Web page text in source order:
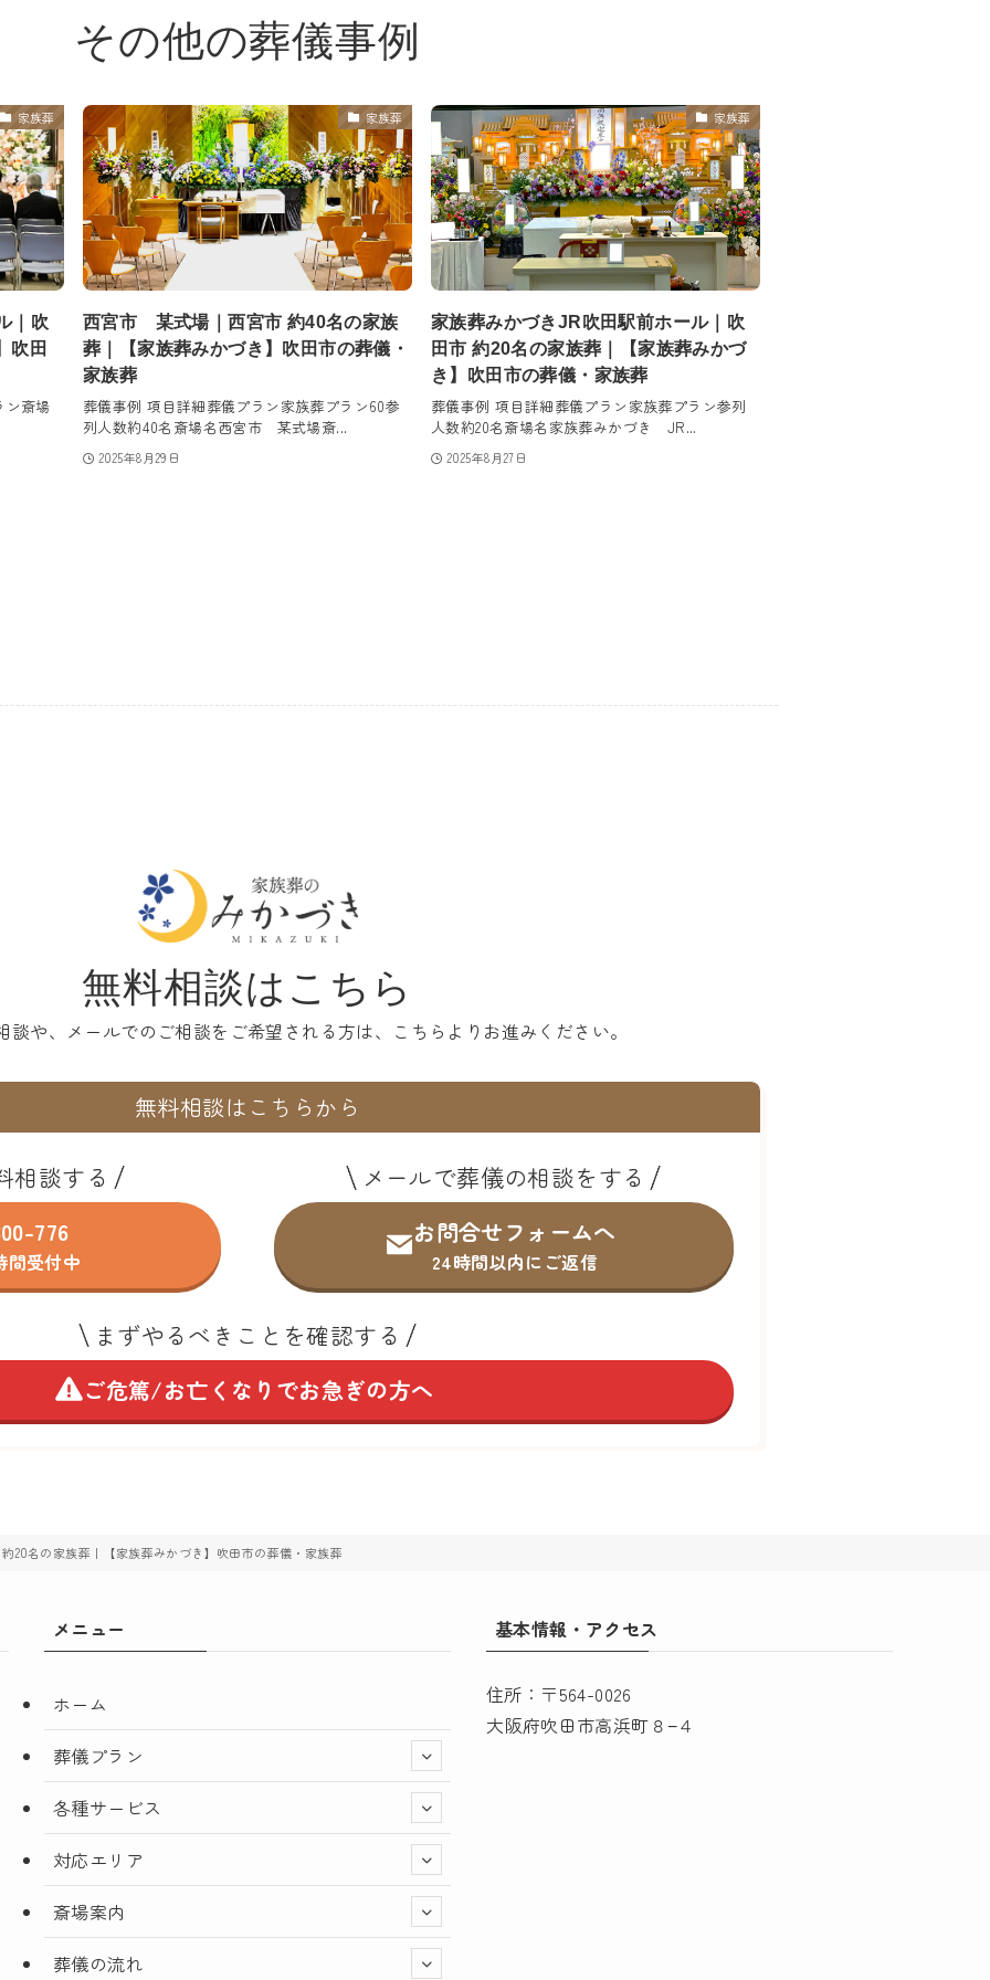
その他の葬儀事例
家族葬
｜吹
吹田
ン斎場
家族葬
西宮市 某式場｜西宮市 約40名の家族
葬｜【家族葬みかづき】吹田市の葬儀・
家族葬
葬儀事例 項目詳細葬儀プラン家族葬プラン60参
列人数約40名斎場名西宮市 某式場斎...
2025年8月29日
家族葬
家族葬みかづきJR吹田駅前ホール｜吹
田市 約20名の家族葬｜【家族葬みかづ
き】吹田市の葬儀・家族葬
葬儀事例 項目詳細葬儀プラン家族葬プラン参列
人数約20名斎場名家族葬みかづき JR...
2025年8月27日
無料相談はこちら
談や、メールでのご相談を ご希望される方は、こちらよりお進みください。
無料相談はこちらから
相談する
776
間受付中
メールで葬儀の相談をする
お問合せフォームへ
24時間以内にご返信
まずやるべきことを確認する
ご危篤/お亡くなりでお急ぎの方へ
20名の家族葬｜【家族葬みかづき】吹田市の葬儀・家族葬
メニュー
ホーム
葬儀プラン
各種サービス
対応エリア
斎場案内
葬儀の流れ
基本情報・アクセス
住所：〒564-0026
大阪府吹田市高浜町８−４